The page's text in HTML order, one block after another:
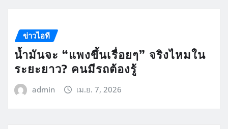
ข่าวไอที
น้ำมันจะ “แพงขึ้นเรื่อยๆ” จริงไหมใน
ระยะยาว? คนมีรถต้องรู้
admin เม.ย. 7, 2026